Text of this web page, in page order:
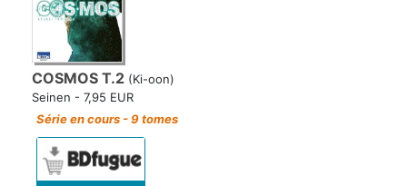
COSMOS T.2 (Ki-oon)
Seinen - 7,95 EUR
Série en cours - 9 tomes